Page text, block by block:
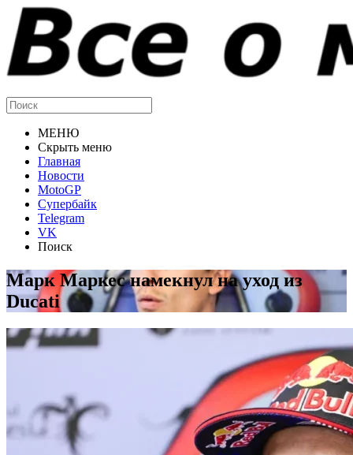
МЕНЮ
Скрыть меню
Главная
Новости
MotoGP
Супербайк
Telegram
VK
Поиск
Марк Маркес намекнул на уход из
Ducati